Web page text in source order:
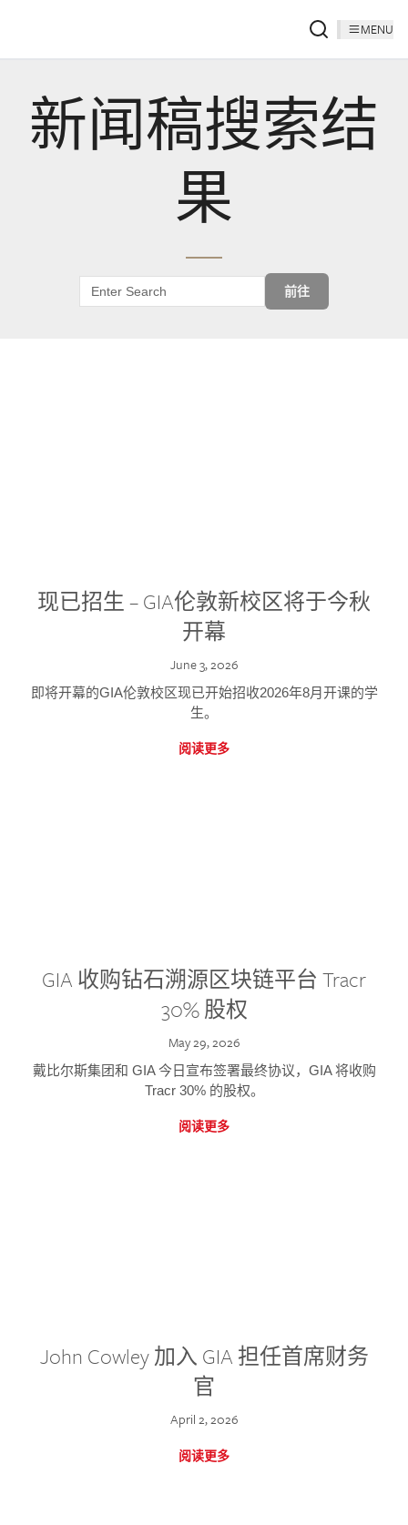
MENU
新闻稿搜索结
果
前往
现已招生 – GIA伦敦新校区将于今秋
开幕
June 3, 2026
即将开幕的GIA伦敦校区现已开始招收2026年8月开课的学
生。
阅读更多
GIA 收购钻石溯源区块链平台 Tracr
30% 股权
May 29, 2026
戴比尔斯集团和 GIA 今日宣布签署最终协议，GIA 将收购
Tracr 30% 的股权。
阅读更多
John Cowley 加入 GIA 担任首席财务
官
April 2, 2026
阅读更多